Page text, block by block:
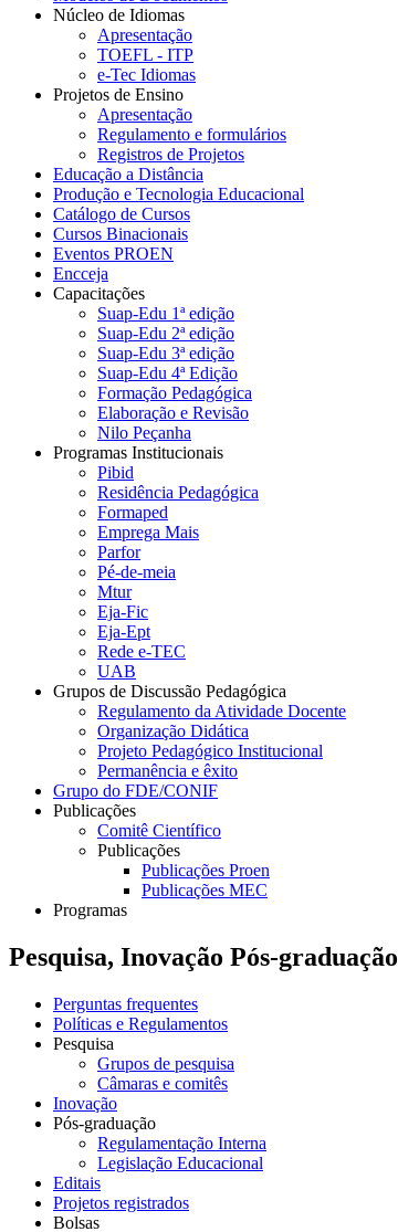
Núcleo de Idiomas
Apresentação
TOEFL - ITP
e-Tec Idiomas
Projetos de Ensino
Apresentação
Regulamento e formulários
Registros de Projetos
Educação a Distância
Produção e Tecnologia Educacional
Catálogo de Cursos
Cursos Binacionais
Eventos PROEN
Encceja
Capacitações
Suap-Edu 1ª edição
Suap-Edu 2ª edição
Suap-Edu 3ª edição
Suap-Edu 4ª Edição
Formação Pedagógica
Elaboração e Revisão
Nilo Peçanha
Programas Institucionais
Pibid
Residência Pedagógica
Formaped
Emprega Mais
Parfor
Pé-de-meia
Mtur
Eja-Fic
Eja-Ept
Rede e-TEC
UAB
Grupos de Discussão Pedagógica
Regulamento da Atividade Docente
Organização Didática
Projeto Pedagógico Institucional
Permanência e êxito
Grupo do FDE/CONIF
Publicações
Comitê Científico
Publicações
Publicações Proen
Publicações MEC
Programas
Pesquisa, Inovação Pós-graduação
Perguntas frequentes
Políticas e Regulamentos
Pesquisa
Grupos de pesquisa
Câmaras e comitês
Inovação
Pós-graduação
Regulamentação Interna
Legislação Educacional
Editais
Projetos registrados
Bolsas